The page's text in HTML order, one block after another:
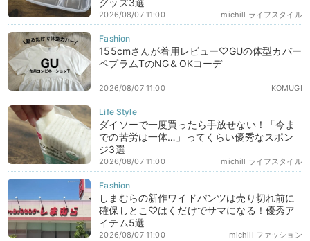
グッズ3選
michill ライフスタイル
2026/08/07 11:00
155cmさんが着用レビュー♡GUの体型カバー
ペプラムTのNG＆OKコーデ
KOMUGI
2026/08/07 11:00
ダイソーで一度買ったら手放せない！「今ま
での苦労は一体…」ってくらい優秀なスポン
ジ3選
michill ライフスタイル
2026/08/07 11:00
しまむらの新作ワイドパンツは売り切れ前に
確保しとこ♡はくだけでサマになる！優秀ア
イテム5選
michill ファッション
2026/08/07 11:00